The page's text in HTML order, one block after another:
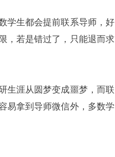
学生都会提前联系导师，好
，若是错过了，只能退而求
生涯从圆梦变成噩梦，而联
易拿到导师微信外，多数学